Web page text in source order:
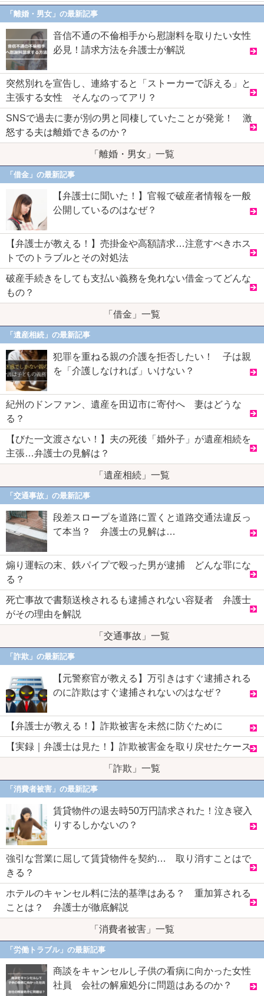
「離婚・男女」の最新記事
音信不通の不倫相手から慰謝料を取りたい女性
必見！請求方法を弁護士が解説
突然別れを宣告し、連絡すると「ストーカーで訴える」と
主張する女性 そんなのってアリ？
SNSで過去に妻が別の男と同棲していたことが発覚！ 激
怒する夫は離婚できるのか？
「離婚・男女」一覧
「借金」の最新記事
【弁護士に聞いた！】官報で破産者情報を一般
公開しているのはなぜ？
【弁護士が教える！】売掛金や高額請求…注意すべきホス
トでのトラブルとその対処法
破産手続きをしても支払い義務を免れない借金ってどんな
もの？
「借金」一覧
「遺産相続」の最新記事
犯罪を重ねる親の介護を拒否したい！ 子は親
を「介護しなければ」いけない？
紀州のドンファン、遺産を田辺市に寄付へ 妻はどうな
る？
【びた一文渡さない！】夫の死後「婚外子」が遺産相続を
主張…弁護士の見解は？
「遺産相続」一覧
「交通事故」の最新記事
段差スロープを道路に置くと道路交通法違反っ
て本当？ 弁護士の見解は…
煽り運転の末、鉄パイプで殴った男が逮捕 どんな罪にな
る？
死亡事故で書類送検されるも逮捕されない容疑者 弁護士
がその理由を解説
「交通事故」一覧
「詐欺」の最新記事
【元警察官が教える】万引きはすぐ逮捕される
のに詐欺はすぐ逮捕されないのはなぜ？
【弁護士が教える！】詐欺被害を未然に防ぐために
【実録｜弁護士は見た！】詐欺被害金を取り戻せたケース
「詐欺」一覧
「消費者被害」の最新記事
賃貸物件の退去時50万円請求された！泣き寝入
りするしかないの？
強引な営業に屈して賃貸物件を契約… 取り消すことはで
きる？
ホテルのキャンセル料に法的基準はある？ 重加算される
ことは？ 弁護士が徹底解説
「消費者被害」一覧
「労働トラブル」の最新記事
商談をキャンセルし子供の看病に向かった女性
社員 会社の解雇処分に問題はあるのか？